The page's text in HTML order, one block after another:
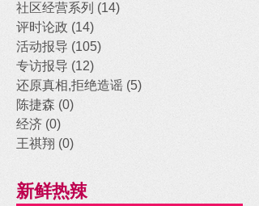
社区经营系列 (14)
评时论政 (14)
活动报导 (105)
专访报导 (12)
还原真相,拒绝造谣 (5)
陈捷森 (0)
经济 (0)
王祺翔 (0)
新鲜热辣